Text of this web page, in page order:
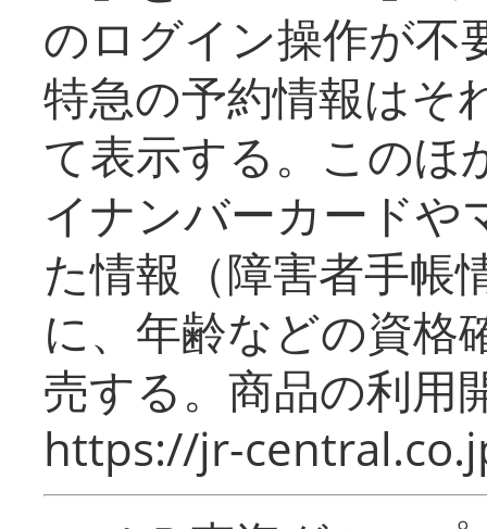
のログイン操作が不
特急の予約情報はそ
て表示する。このほ
イナンバーカードや
た情報（障害者手帳
に、年齢などの資格
売する。商品の利用
https://jr-